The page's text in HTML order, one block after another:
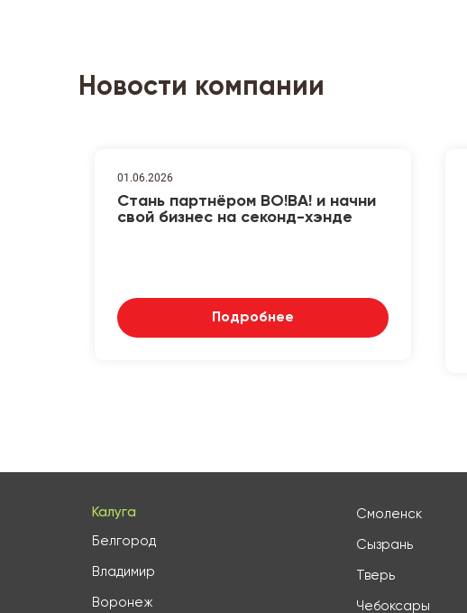
Новости компании
01.06.2026
Стань партнёром ВО!ВА! и начни
свой бизнес на секонд-хэнде
Подробнее
Калуга
Белгород
Владимир
Воронеж
Смоленск
Сызрань
Тверь
Чебоксары